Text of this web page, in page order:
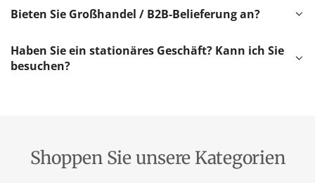
Bieten Sie Großhandel / B2B-Belieferung an?
Haben Sie ein stationäres Geschäft? Kann ich Sie
besuchen?
Shoppen Sie unsere Kategorien